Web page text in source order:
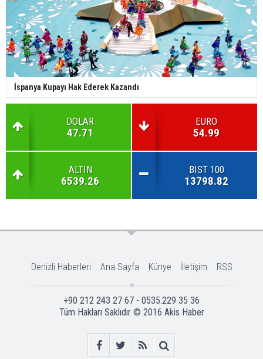
İspanya Kupayı Hak Ederek Kazandı
DOLAR
47.71
EURO
54.99
ALTIN
6539.26
BIST 100
13798.82
Denizli Haberleri Ana Sayfa Künye İletişim RSS
+90 212 243 27 67 - 0535.229 35 36
Tüm Hakları Saklıdır © 2016 Akis Haber